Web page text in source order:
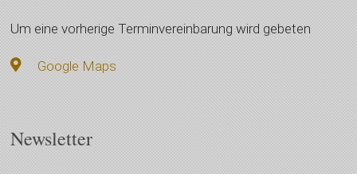
Um eine vorherige Terminvereinbarung wird gebeten
Google Maps
Newsletter